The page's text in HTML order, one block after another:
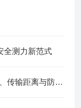
全测力新范式
150吨无线拉力计怎么选？测力精度、传输距离与防护等级的选购避坑指南